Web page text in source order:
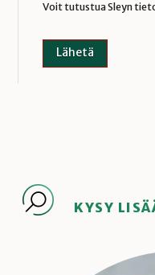
Voit tutustua Sleyn
KYSY